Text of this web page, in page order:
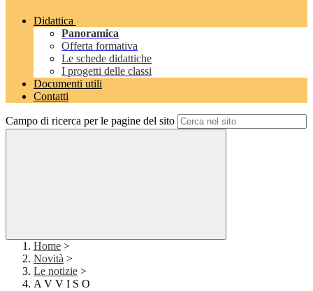
Didattica
Panoramica
Offerta formativa
Le schede didattiche
I progetti delle classi
Documenti utili
Contatti
Campo di ricerca per le pagine del sito
Home >
Novità >
Le notizie >
A V V I S O